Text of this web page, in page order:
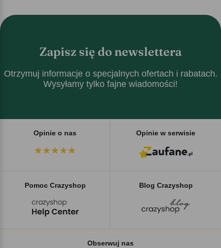
Zapisz się do newslettera
Otrzymuj informacje o specjalnych ofertach i rabatach.
Wysyłamy tylko fajne wiadomości!
Opinie o nas Opinie w serwisie
Pomoc Crazyshop Blog Crazyshop
Obserwuj nas